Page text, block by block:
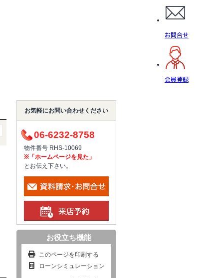
お問合せ
会員登録
お気軽にお問い合わせください
06-6232-8758
物件番号 RHS-10069
※「ホームページを見た」
とお伝え下さい。
お役立ち機能
このページを印刷する
ローンシミュレーション